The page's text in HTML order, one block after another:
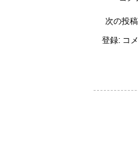
次の投稿
登録: コ